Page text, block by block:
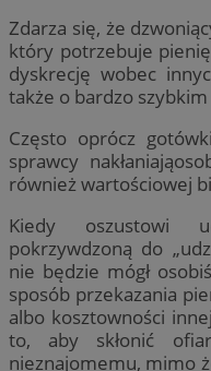
Zdarza się, że
który potrzebuje
dyskrecję wobec
także o bardzo
Często oprócz
sprawcy
również wartościowej
Kiedy oszustowi
pokrzywdzoną do
nie będzie mógł
sposób przekazania
albo kosztowności
to, aby skłonić
nieznajomemu, mimo